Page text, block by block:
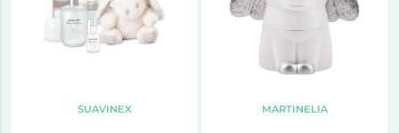
SUAVINEX MARTINELIA